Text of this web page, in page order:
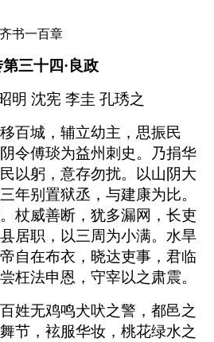
三十四·良政
明 沈宪 李圭 孔琇之
百城，辅立幼主，思振民
令傅琰为益州刺史。乃捐华
以躬，意存勿扰。以山阴大
年别置狱丞，与建康为比。
杖威善断，犹多漏网，长吏
居职，以三周为小满。水旱
自在布衣，晓达吏事，君临
枉法申恩，守宰以之肃震。
姓无鸡鸣犬吠之警，都邑之
节，袨服华妆，桃花绿水之